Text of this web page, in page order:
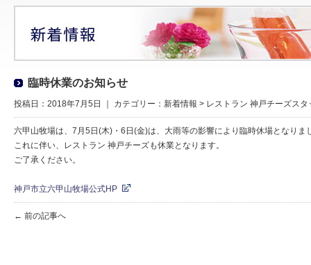
臨時休業のお知らせ
投稿日：2018年7月5日 ｜ カテゴリー： 新着情報 > レストラン 神戸チーズスタ
六甲山牧場は、7月5日(木)・6日(金)は、大雨等の影響により臨時休場となりま
これに伴い、レストラン 神戸チーズも休業となります。
ご了承ください。
神戸市立六甲山牧場公式HP
← 前の記事へ